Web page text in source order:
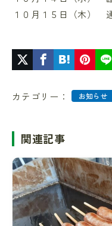
１０月１５日（木）
カテゴリー： お知らせ
関連記事